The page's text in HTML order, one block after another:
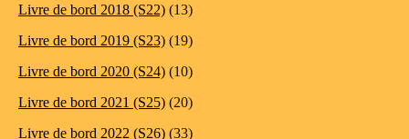
Livre de bord 2018 (S22) (13)
Livre de bord 2019 (S23) (19)
Livre de bord 2020 (S24) (10)
Livre de bord 2021 (S25) (20)
Livre de bord 2022 (S26) (33)